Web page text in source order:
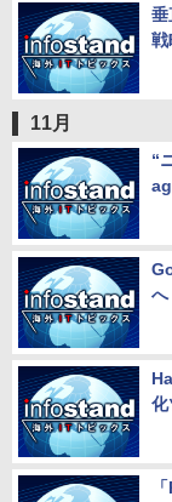
垂
戦
11月
“
化